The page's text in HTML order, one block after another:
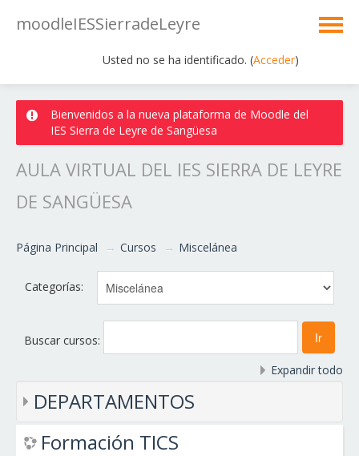
moodleIESSierradeLeyre
Usted no se ha identificado. (Acceder)
Español - Internacional ‎(es)‎
Bienvenidos a la nueva plataforma de Moodle del
IES Sierra de Leyre de Sangüesa
AULA VIRTUAL DEL IES SIERRA DE LEYRE
DE SANGÜESA
Página Principal → Cursos → Miscelánea
Categorías:
Buscar cursos:
Expandir todo
DEPARTAMENTOS
Formación TICS